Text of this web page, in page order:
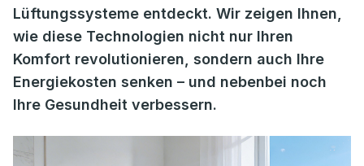
Lüftungssysteme entdeckt. Wir zeigen Ihnen,
wie diese Technologien nicht nur Ihren
Komfort revolutionieren, sondern auch Ihre
Energiekosten senken – und nebenbei noch
Ihre Gesundheit verbessern.